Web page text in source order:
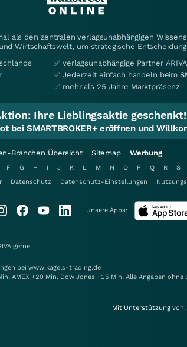
als den zentralen verlagsunabhängigen
Wirtschaftswelt, um strategische
✅ verlagsunabhängige Partner
✅ Jederzeit einfach handeln beim
✅ mehr als 25 Jahre Marktpräsenz
Ihre Lieblingsaktie geschenkt!
bei SMARTBROKER+ eröffnen und
Branchen Übersicht Sitemap Werbung
F G H I J K L M N O P Q R S
Datenschutz Datenschutz-Einstellungen
Unsere Apps:
gerne.
bei www.kagels-trading.de
AMEX +20 Min. Dow Jones +15 Min. Alle Angaben ohne
Mit Unterstützung von: